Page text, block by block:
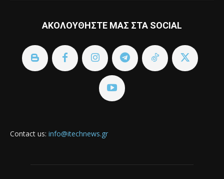
ΑΚΟΛΟΥΘΗΣΤΕ ΜΑΣ ΣΤΑ SOCIAL
Contact us: info@itechnews.gr